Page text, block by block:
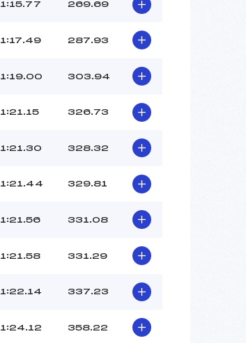
1:15.77 269.69
1:17.49 287.93
1:19.00 303.94
1:21.15 326.73
1:21.30 328.32
1:21.44 329.81
1:21.56 331.08
1:21.58 331.29
1:22.14 337.23
1:24.12 358.22